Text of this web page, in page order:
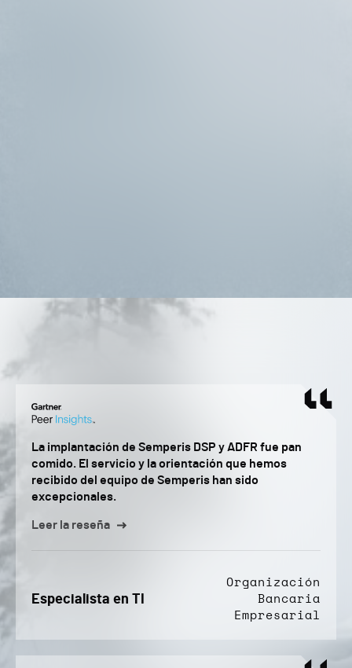
La implantación de Semperis DSP y ADFR fue pan
comido. El servicio y la orientación que hemos
recibido del equipo de Semperis han sido
excepcionales.
Leer la reseña
Especialista en TI
Organización
Bancaria
Empresarial